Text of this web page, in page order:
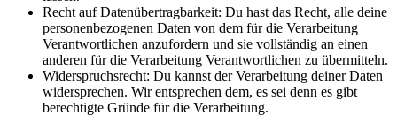
Recht auf Datenübertragbarkeit: Du hast das Recht, alle deine
personenbezogenen Daten von dem für die Verarbeitung
Verantwortlichen anzufordern und sie vollständig an einen
anderen für die Verarbeitung Verantwortlichen zu übermitteln.
Widerspruchsrecht: Du kannst der Verarbeitung deiner Daten
widersprechen. Wir entsprechen dem, es sei denn es gibt
berechtigte Gründe für die Verarbeitung.